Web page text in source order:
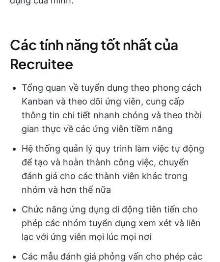
Các tính năng tốt nhất của
Recruitee
Tổng quan về tuyển dụng theo phong cách
Kanban và theo dõi ứng viên, cung cấp
thông tin chi tiết nhanh chóng và theo thời
gian thực về các ứng viên tiềm năng
Hệ thống quản lý quy trình làm việc tự động
để tạo và hoàn thành công việc, chuyển
đánh giá cho các thành viên khác trong
nhóm và hơn thế nữa
Chức năng ứng dụng di động tiên tiến cho
phép các nhóm tuyển dụng xem xét và liên
lạc với ứng viên mọi lúc mọi nơi
Các mẫu đánh giá phỏng vấn cho phép các